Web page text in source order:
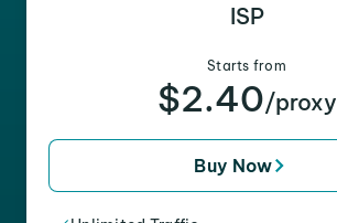
ISP
Starts from
$2.40/proxy
Buy Now